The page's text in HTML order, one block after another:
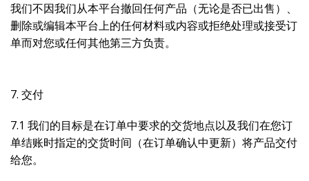
我们不因我们从本平台撤回任何产品（无论是否已出售）、
删除或编辑本平台上的任何材料或内容或拒绝处理或接受订
单而对您或任何其他第三方负责。
7. 交付
7.1 我们的目标是在订单中要求的交货地点以及我们在您订
单结账时指定的交货时间（在订单确认中更新）将产品交付
给您。